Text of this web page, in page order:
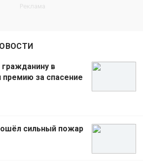
в
премию за спасение
сильный пожар